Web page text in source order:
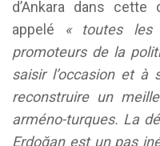
d’Ankara dans cette
appelé « toutes les
promoteurs de la
saisir l’occasion et
reconstruire un
arméno-turques. La
Erdoğan est un pas